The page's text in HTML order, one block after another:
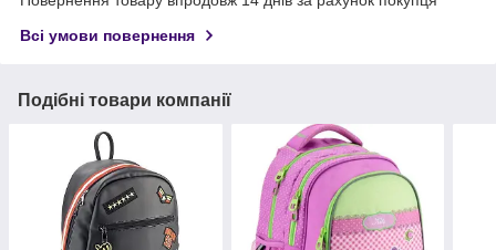
Всі умови повернення
Подібні товари компанії